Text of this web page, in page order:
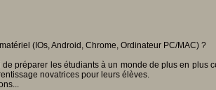
(IOs, Android, Chrome, Ordinateur PC/MAC) ?
préparer les étudiants à un monde de plus en plus
novatrices pour leurs élèves.